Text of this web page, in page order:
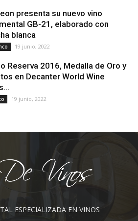
presenta su nuevo vino
GB-21, elaborado con
blanca
19 junio, 2022
Reserva 2016, Medalla de Oro y
en Decanter World Wine
19 junio, 2022
ESPECIALIZADA EN VINOS